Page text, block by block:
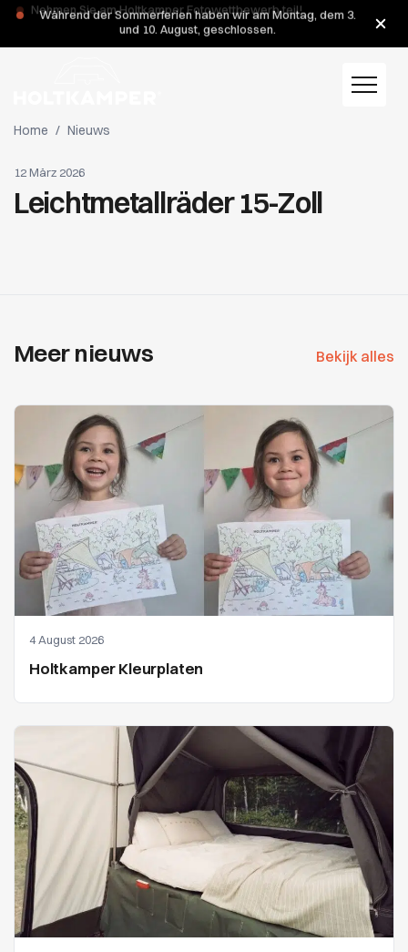
Während der Sommerferien haben wir am Montag, dem 3.
und 10. August, geschlossen.
Home / Nieuws
12 März 2026
Leichtmetallräder 15-Zoll
Meer nieuws Bekijk alles
4 August 2026
Holtkamper Kleurplaten